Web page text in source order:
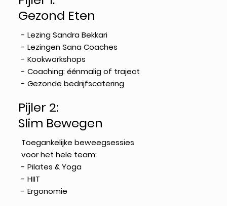
Gezond Eten
- Lezing Sandra Bekkari
- Lezingen Sana Coaches
- Kookworkshops
- Coaching: éénmalig of traject
- Gezonde bedrijfscatering
Pijler 2:
Slim Bewegen
Toegankelijke beweegsessies
voor het hele team:
- Pilates & Yoga
- HIIT
- Ergonomie